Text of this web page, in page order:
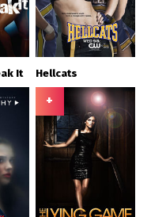
It Hellcats
+